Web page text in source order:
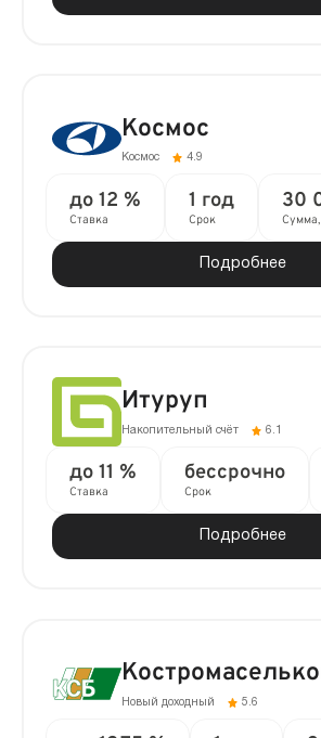
Космос
Космос 4.9
до 12 %
Ставка
1 год
Срок
30
Сумма,
Подробнее
Итуруп
Накопительный счёт 6.1
до 11 %
Ставка
бессрочно
Срок
Подробнее
Новый доходный 5.6